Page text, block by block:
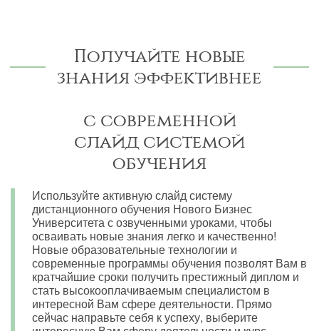
Получайте новые
знания эффективнее
с современной
слайд системой
обучения
Используйте активную слайд систему
дистанционного обучения Нового Бизнес
Университета с озвученными уроками, чтобы
осваивать новые знания легко и качественно!
Новые образовательные технологии и
современные программы обучения позволят Вам в
кратчайшие сроки получить престижный диплом и
стать высокооплачиваемым специалистом в
интересной Вам сфере деятельности. Прямо
сейчас направьте себя к успеху, выберите